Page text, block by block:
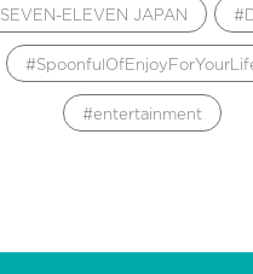
SEVEN-ELEVEN JAPAN
entertainment